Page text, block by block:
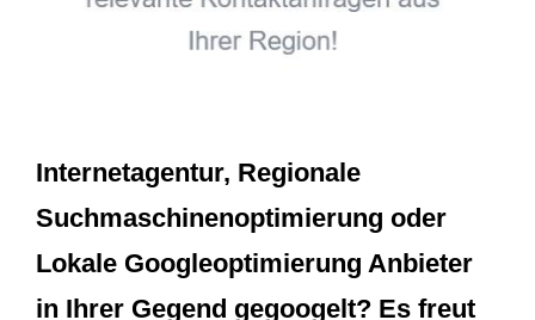
Internetagentur, Regionale
Suchmaschinenoptimierung oder
Lokale Googleoptimierung Anbieter
in Ihrer Gegend gegoogelt? Es freut